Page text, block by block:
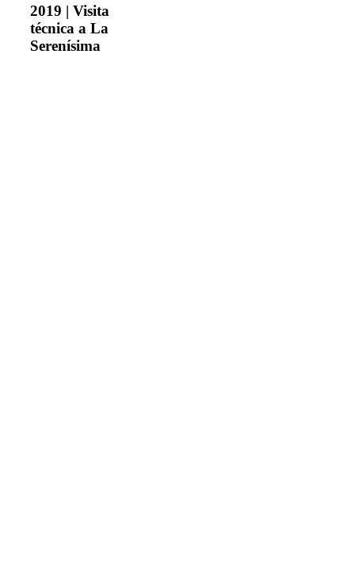
La
Serenísima
2019 | Visita
técnica a La
Serenísima